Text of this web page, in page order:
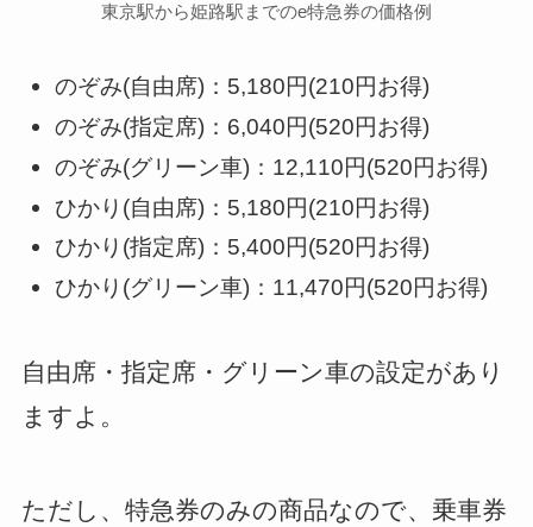
東京駅から姫路駅までのe特急券の価格例
のぞみ(自由席)：5,180円(210円お得)
のぞみ(指定席)：6,040円(520円お得)
のぞみ(グリーン車)：12,110円(520円お得)
ひかり(自由席)：5,180円(210円お得)
ひかり(指定席)：5,400円(520円お得)
ひかり(グリーン車)：11,470円(520円お得)
自由席・指定席・グリーン車の設定があり
ますよ。
ただし、特急券のみの商品なので、乗車券